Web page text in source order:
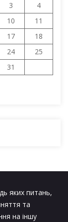
3
4
10
11
17
18
24
25
31
яких питань,
та
на іншу